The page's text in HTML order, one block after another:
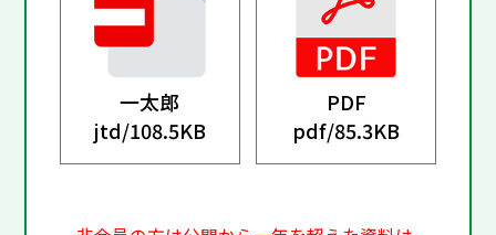
一太郎
jtd/108.5KB
PDF
pdf/85.3KB